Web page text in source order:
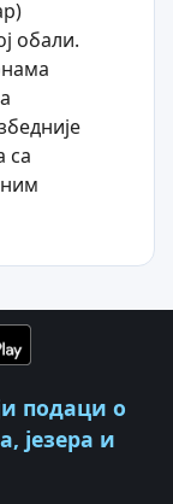
обали.
са
подаци о
језера и